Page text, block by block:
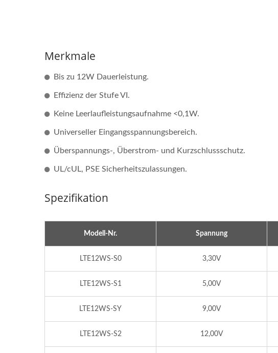
Merkmale
Bis zu 12W Dauerleistung.
Effizienz der Stufe VI.
Keine Leerlaufleistungsaufnahme <0,1W.
Universeller Eingangsspannungsbereich.
Überspannungs-, Überstrom- und Kurzschlussschutz.
UL/cUL, PSE Sicherheitszulassungen.
Spezifikation
Modell-Nr. Spannung
LTE12WS-S0 3,30V
LTE12WS-S1 5,00V
LTE12WS-SY 9,00V
LTE12WS-S2 12,00V